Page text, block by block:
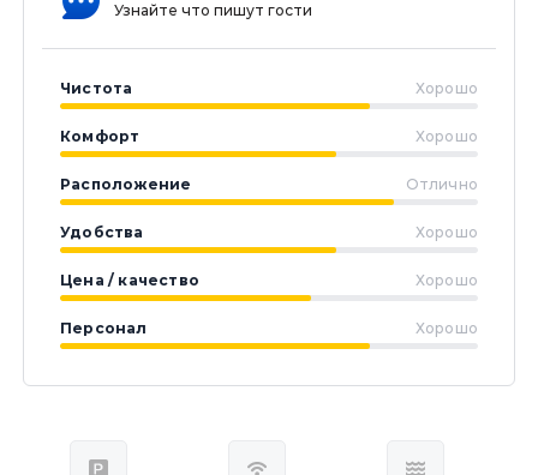
Узнайте что пишут гости
Чистота Хорошо
Комфорт Хорошо
Расположение Отлично
Удобства Хорошо
Цена / качество Хорошо
Персонал Хорошо